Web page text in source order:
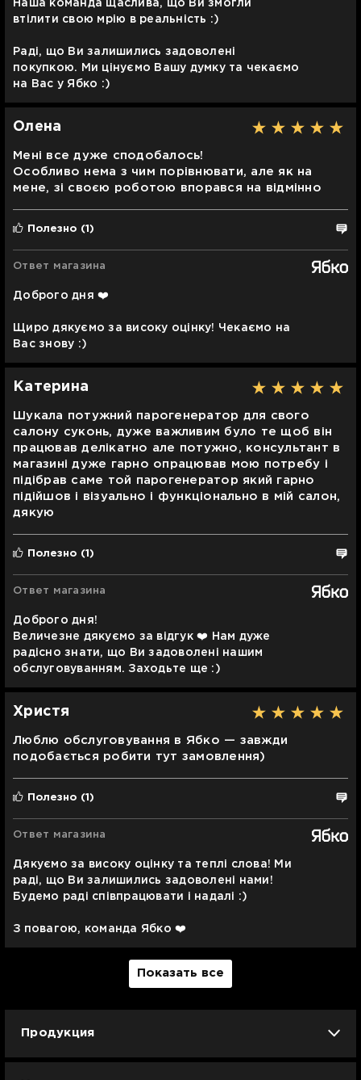
Наша команда щаслива, що Ви змогли
втілити свою мрію в реальність :)
Раді, що Ви залишились задоволені
покупкою. Ми цінуємо Вашу думку та чекаємо
на Вас у Ябко :)
Олена
Мені все дуже сподобалось!
Особливо нема з чим порівнювати, але як на
мене, зі своєю роботою впорався на відмінно
Полезно (1)
Ответ магазина
Доброго дня ❤️
Щиро дякуємо за високу оцінку! Чекаємо на
Вас знову :)
Катерина
Шукала потужний парогенератор для свого
салону суконь, дуже важливим було те щоб він
працював делікатно але потужно, консультант в
магазині дуже гарно опрацював мою потребу і
підібрав саме той парогенератор який гарно
підійшов і візуально і функціонально в мій салон,
дякую
Полезно (1)
Ответ магазина
Доброго дня!
Величезне дякуємо за відгук ❤️ Нам дуже
радісно знати, що Ви задоволені нашим
обслуговуванням. Заходьте ще :)
Христя
Люблю обслуговування в Ябко — завжди
подобається робити тут замовлення)
Полезно (1)
Ответ магазина
Дякуємо за високу оцінку та теплі слова! Ми
раді, що Ви залишились задоволені нами!
Будемо раді співпрацювати і надалі :)
З повагою, команда Ябко ❤️
Показать все
Продукция